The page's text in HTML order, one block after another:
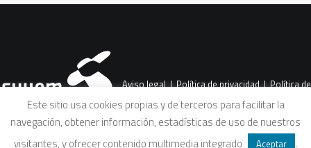
Aviso legal|Política de privacidad|Política de
Este sitio usa cookies propias y de terceros para facilitar la
navegación, obtener información, estadísticas de uso de nuestros
visitantes, y ofrecer contenido multimedia integrado
Aceptar .